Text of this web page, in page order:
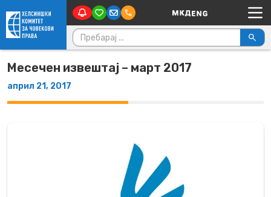
Skip to content Main Navigation
Пребарувај за:
Месечен извештај – март 2017
април 21, 2017